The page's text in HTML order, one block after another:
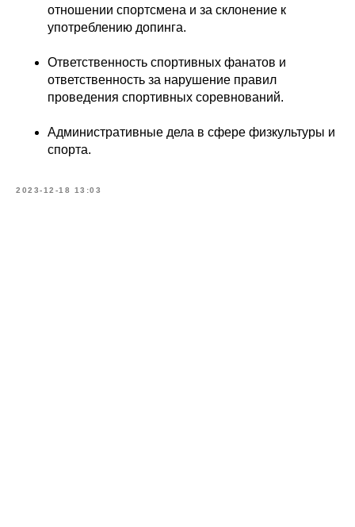
отношении спортсмена и за склонение к
употреблению допинга.
Ответственность спортивных фанатов и
ответственность за нарушение правил
проведения спортивных соревнований.
Административные дела в сфере физкультуры и
спорта.
2023-12-18 13:03